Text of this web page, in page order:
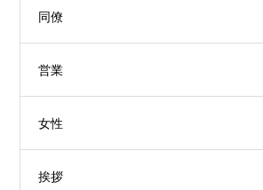
同僚
営業
女性
挨拶